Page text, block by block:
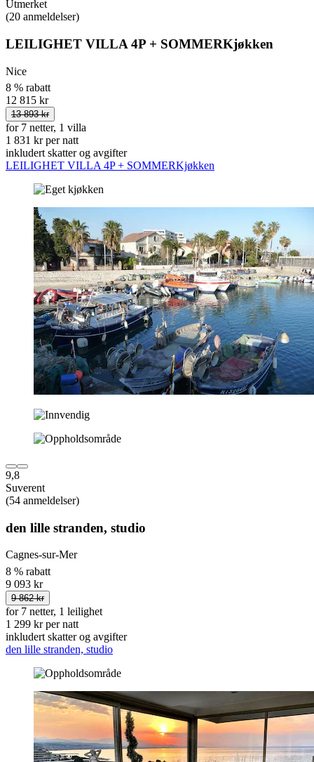
Utmerket
(20 anmeldelser)
LEILIGHET VILLA 4P + SOMMERKjøkken
Nice
8 % rabatt
12 815 kr
13 893 kr
for 7 netter, 1 villa
1 831 kr per natt
inkludert skatter og avgifter
LEILIGHET VILLA 4P + SOMMERKjøkken
9,8
Suverent
(54 anmeldelser)
den lille stranden, studio
Cagnes-sur-Mer
8 % rabatt
9 093 kr
9 862 kr
for 7 netter, 1 leilighet
1 299 kr per natt
inkludert skatter og avgifter
den lille stranden, studio